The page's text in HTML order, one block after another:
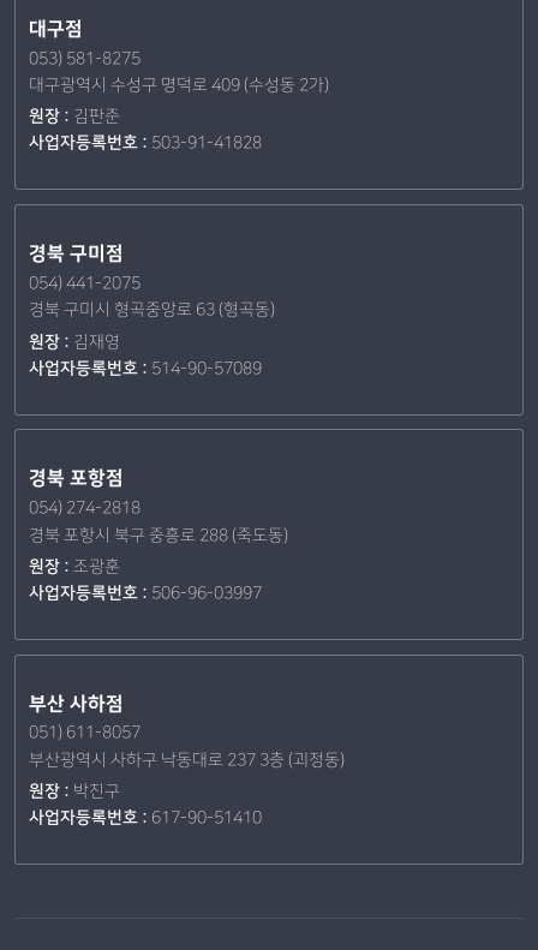
대구점
053) 581-8275
대구광역시 수성구 명덕로 409 (수성동 2가)
원장 : 김판준
사업자등록번호 : 503-91-41828
경북 구미점
054) 441-2075
경북 구미시 형곡중앙로 63 (형곡동)
원장 : 김재영
사업자등록번호 : 514-90-57089
경북 포항점
054) 274-2818
경북 포항시 북구 중흥로 288 (죽도동)
원장 :조광훈
사업자등록번호 : 506-96-03997
부산 사하점
051) 611-8057
부산광역시 사하구 낙동대로 237 3층 (괴정동)
원장 : 박진구
사업자등록번호 : 617-90-51410